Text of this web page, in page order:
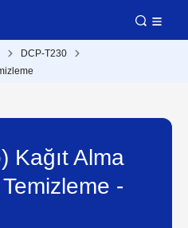
DCP-T230
Kağıt Alma
Temizleme -